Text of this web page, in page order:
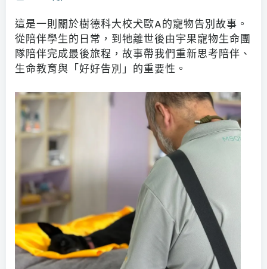
這是一則關於樹德科大校犬歐A的寵物告別故事。
從陪伴學生的日常，到牠離世後由宇果寵物生命團
隊陪伴完成最後旅程，故事帶我們重新思考陪伴、
生命教育與「好好告別」的重要性。